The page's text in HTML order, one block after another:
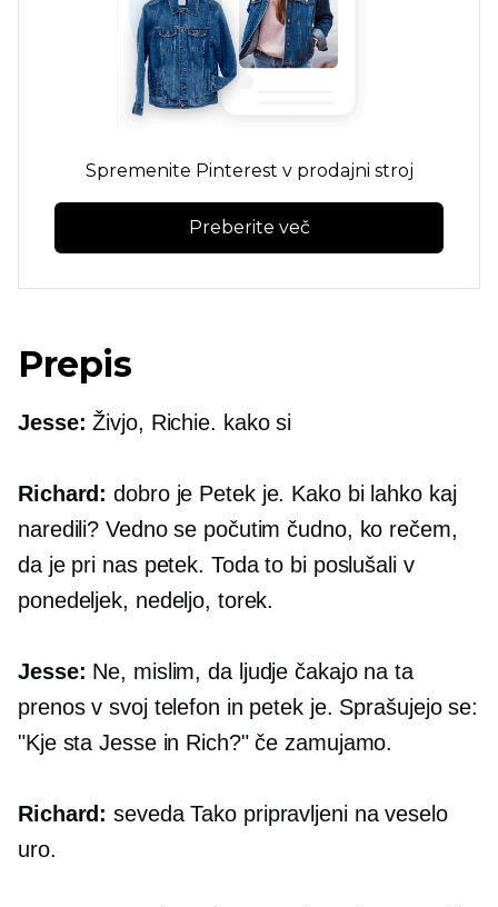
Spremenite Pinterest v prodajni stroj
Preberite več
Prepis
Jesse: Živjo, Richie. kako si
Richard: dobro je Petek je. Kako bi lahko kaj
naredili? Vedno se počutim čudno, ko rečem,
da je pri nas petek. Toda to bi poslušali v
ponedeljek, nedeljo, torek.
Jesse: Ne, mislim, da ljudje čakajo na ta
prenos v svoj telefon in petek je. Sprašujejo se:
"Kje sta Jesse in Rich?" če zamujamo.
Richard: seveda Tako pripravljeni na veselo
uro.